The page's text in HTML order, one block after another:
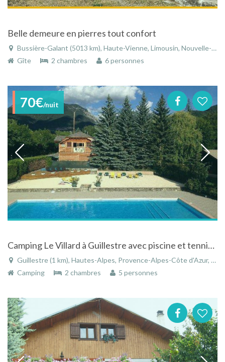
Belle demeure en pierres tout confort
Bussière-Galant (5013 km), Haute-Vienne, Limousin, Nouvelle-Aquitaine, France
Gîte
2 chambres 6 personnes
70€/nuit
Camping Le Villard à Guillestre avec piscine et tennis dans les Hautes-Alpes
Guillestre (1 km), Hautes-Alpes, Provence-Alpes-Côte d'Azur, France
Camping
2 chambres 5 personnes